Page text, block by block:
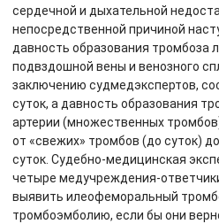
сердечной и дыхательной
непосредственной причиной
давность образования тромбоза
подвздошной вены и венозного
заключению судмедэкспертов,
суток, а давность образования
артерии (множественных
от «свежих» тромбов (до суток)
суток. Судебно-медицинская
четыре медучреждения-
выявить илеофеморальный
тромбоэмболию, если бы они